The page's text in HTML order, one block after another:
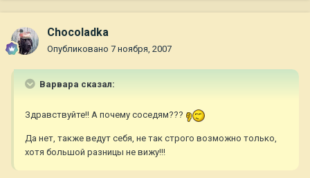
Chocoladka
Опубликовано 7 ноября, 2007
Варвара сказал:
Здравствуйте!! А почему соседям???
Да нет, также ведут себя, не так строго возможно только,
хотя большой разницы не вижу!!!